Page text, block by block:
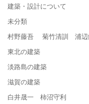
建築・設計について
未分類
村野藤吾 菊竹清訓 浦
東北の建築
淡路島の建築
滋賀の建築
白井晟一 柿沼守利